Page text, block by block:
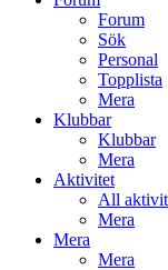
Forum
Sök
Personal
Topplista
Mera
Klubbar
Klubbar
Mera
Aktivitet
All
Mera
Mera
Mera